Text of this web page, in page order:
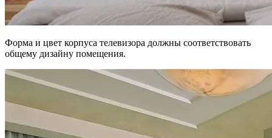
Форма и цвет корпуса телевизора должны соответствовать
общему дизайну помещения.